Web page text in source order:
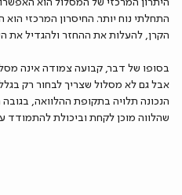
היתרון המרכזי של המסלול הוא
התחלתי נוח יותר. החיסרון המרכזי
הקרן, להעלות את ההחזר ולהגדיל את
בסופו של דבר, קבועה צמודה אינה
אבל גם לא מסלול שצריך לבחור רק
הנכונה תלויה בתקופת ההלוואה,
שהלווה מוכן לקחת וביכולת להתמודד